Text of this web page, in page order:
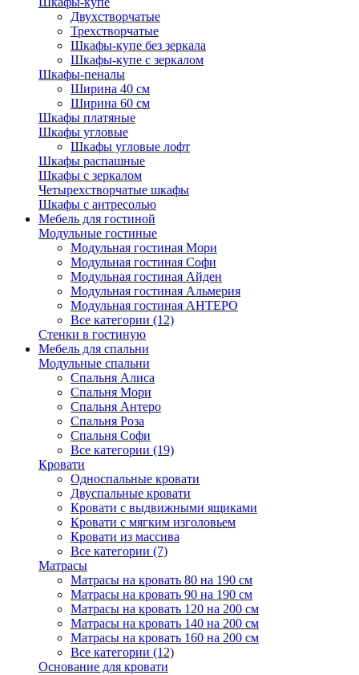
Двухстворчатые
Трехстворчатые
Шкафы-купе без зеркала
Шкафы-купе с зеркалом
Шкафы-пеналы
Ширина 40 см
Ширина 60 см
Шкафы платяные
Шкафы угловые
Шкафы угловые лофт
Шкафы распашные
Шкафы с зеркалом
Четырехстворчатые шкафы
Шкафы с антресолью
Мебель для гостиной
Модульные гостиные
Модульная гостиная Мори
Модульная гостиная Софи
Модульная гостиная Айден
Модульная гостиная Альмерия
Модульная гостиная АНТЕРО
Все категории (12)
Стенки в гостиную
Мебель для спальни
Модульные спальни
Спальня Алиса
Спальня Мори
Спальня Антеро
Спальня Роза
Спальня Софи
Все категории (19)
Кровати
Односпальные кровати
Двуспальные кровати
Кровати с выдвижными ящиками
Кровати с мягким изголовьем
Кровати из массива
Все категории (7)
Матрасы
Матрасы на кровать 80 на 190 см
Матрасы на кровать 90 на 190 см
Матрасы на кровать 120 на 200 см
Матрасы на кровать 140 на 200 см
Матрасы на кровать 160 на 200 см
Все категории (12)
Основание для кровати